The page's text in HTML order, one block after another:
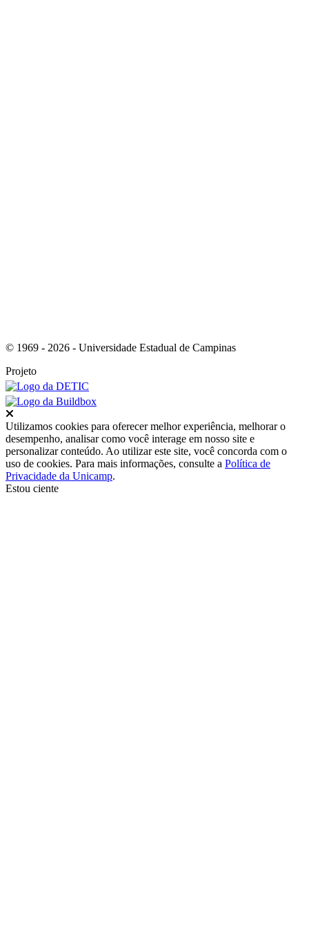
© 1969 - 2026 - Universidade Estadual de Campinas
Projeto
Utilizamos cookies para oferecer melhor experiência, melhorar o
desempenho, analisar como você interage em nosso site e
personalizar conteúdo. Ao utilizar este site, você concorda com o
uso de cookies. Para mais informações, consulte a Política de
Privacidade da Unicamp.
Estou ciente